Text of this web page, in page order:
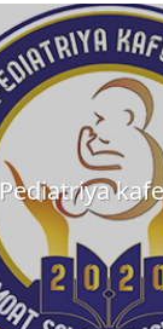
Pediatriya